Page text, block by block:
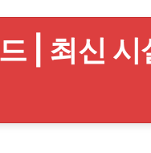
| 최신 시